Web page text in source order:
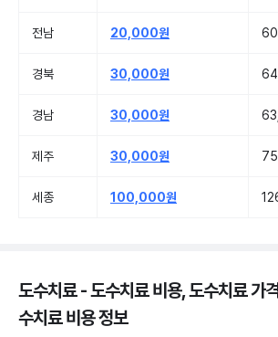
전남 20,000원
경북 30,000원
경남 30,000원
제주 30,000원
세종 100,000원
도수치료 - 도수치료 비용, 도수치료 가
수치료 비용 정보